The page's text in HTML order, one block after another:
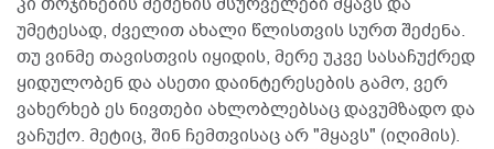
უმეტესად, ძველით ახალი წლისთვის სურთ შეძენა.
თუ ვინმე თავისთვის იყიდის, მერე უკვე სასაჩუქრედ
ყიდულობენ და ასეთი დაინტერესების გამო, ვერ
ვახერხებ ეს ნივთები ახლობლებსაც დავუმზადო და
ვაჩუქო. მეტიც, შინ ჩემთვისაც არ "მყავს" (იღიმის).